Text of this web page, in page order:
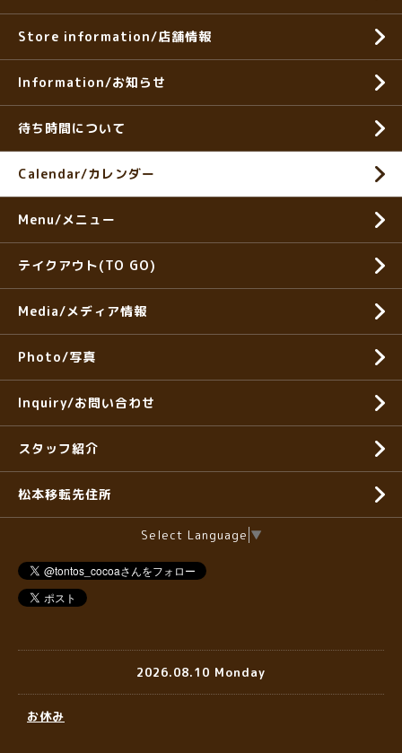
Store information/店舗情報
Information/お知らせ
待ち時間について
Calendar/カレンダー
Menu/メニュー
テイクアウト(TO GO)
Media/メディア情報
Photo/写真
Inquiry/お問い合わせ
スタッフ紹介
松本移転先住所
Select Language ▼
2026.08.10 Monday
お休み